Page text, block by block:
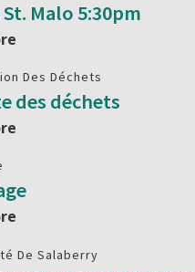
St. Malo 5:30pm
Des Déchets
des déchets
De Salaberry